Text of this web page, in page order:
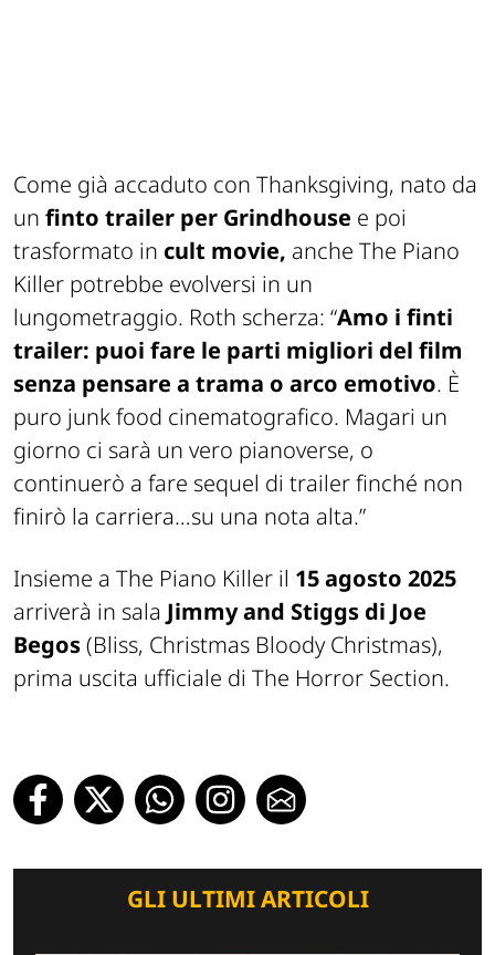
Come già accaduto con Thanksgiving, nato da
un finto trailer per Grindhouse e poi
trasformato in cult movie, anche The Piano
Killer potrebbe evolversi in un
lungometraggio. Roth scherza: “Amo i finti
trailer: puoi fare le parti migliori del film
senza pensare a trama o arco emotivo. È
puro junk food cinematografico. Magari un
giorno ci sarà un vero pianoverse, o
continuerò a fare sequel di trailer finché non
finirò la carriera…su una nota alta.”
Insieme a The Piano Killer il 15 agosto 2025
arriverà in sala Jimmy and Stiggs di Joe
Begos(Bliss, Christmas Bloody Christmas),
prima uscita ufficiale di The Horror Section.
GLI ULTIMI ARTICOLI